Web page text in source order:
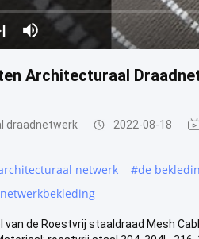
Architecturaal
draadnetwerk 2022-08-18
netwerk #de
van de Roestvrij staaldraad Mesh